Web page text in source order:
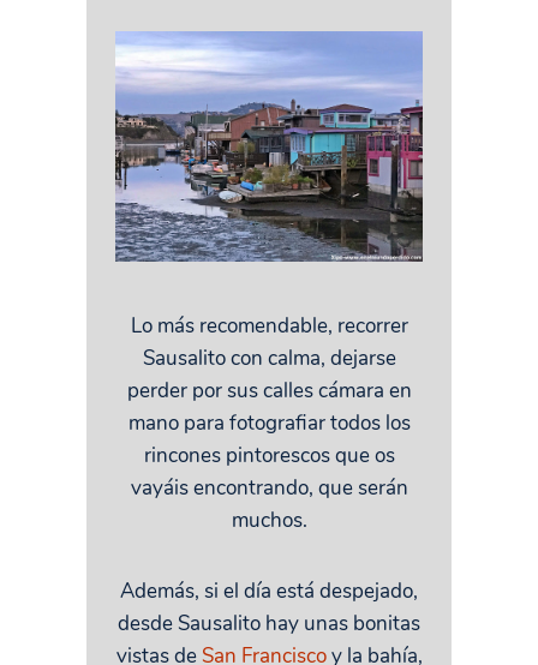
Lo más recomendable, recorrer
Sausalito con calma, dejarse
perder por sus calles cámara en
mano para fotografiar todos los
rincones pintorescos que os
vayáis encontrando, que serán
muchos.
Además, si el día está despejado,
desde Sausalito hay unas bonitas
vistas deSan Franciscoy la bahía,